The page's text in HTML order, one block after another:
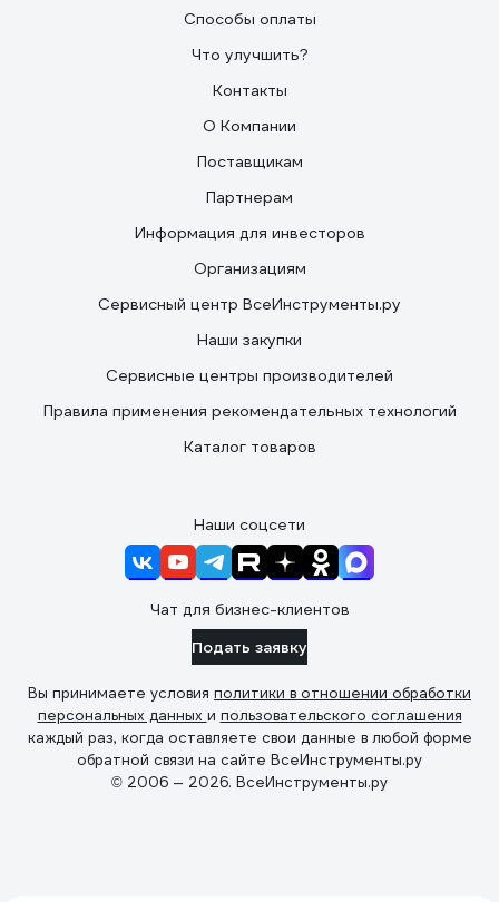
Способы оплаты
Что улучшить?
Контакты
О Компании
Поставщикам
Партнерам
Информация для инвесторов
Организациям
Сервисный центр ВсеИнструменты.ру
Наши закупки
Сервисные центры производителей
Правила применения рекомендательных технологий
Каталог товаров
Наши соцсети
Чат для бизнес-клиентов
Подать заявку
Вы принимаете условия политики в отношении обработки
персональных данных и пользовательского соглашения
каждый раз, когда оставляете свои данные в любой форме
обратной связи на сайте ВсеИнструменты.ру
© 2006 — 2026. ВсеИнструменты.ру